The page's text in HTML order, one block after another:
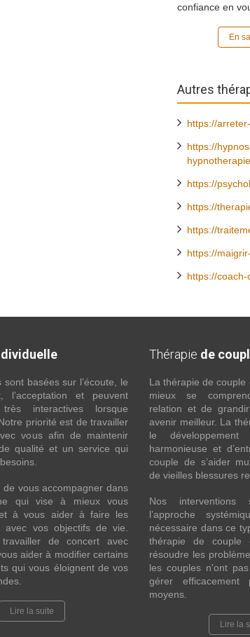
confiance en
En
Autres
https://
https://
https://
https://
https://
https://
https://
sont basées sur l’écoute, le
l’acceptation et peuvent
interactives lorsque
priorité est de travailler
vous afin de maintenir
qualité et un service qui
de vous accompagner dans
qui vise à mieux vous
à vous aider à faire les
vos objectifs de vie.
de concert avec
aider à modifier certains
qui vous éloignent de vos
Lire la suite
Thérapie de
La thérapie de couple
mieux se
relation et de
avenir meilleur. La
le développement
harmonieuse et
couple de s’aider
de vieilles blessures
Nos
l’approche
nécessaire dans ce
thérapie de
résoudre les
les couples n'ont
gérer
moyens.
Lire la